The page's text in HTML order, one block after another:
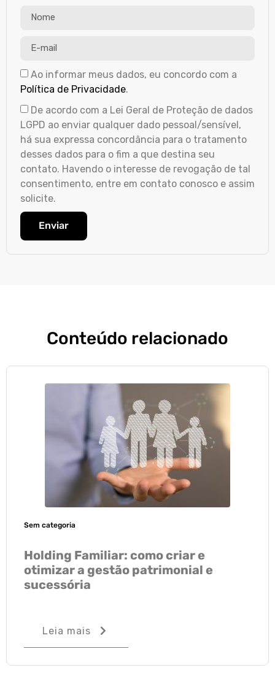
Ao informar meus dados, eu concordo com a
Política de Privacidade.
De acordo com a Lei Geral de Proteção de dados
LGPD ao enviar qualquer dado pessoal/sensível,
há sua expressa concordância para o tratamento
desses dados para o fim a que destina seu
contato. Havendo o interesse de revogação de tal
consentimento, entre em contato conosco e assim
solicite.
Enviar
Conteúdo relacionado
Sem categoria
Holding Familiar: como criar e
otimizar a gestão patrimonial e
sucessória
Leia mais